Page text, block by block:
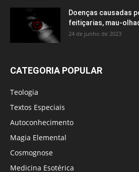
Doenças causadas
feitiçarias, mau-
24 de junho de 2023
CATEGORIA POPULAR
Teologia
Textos Especiais
Autoconhecimento
Magia Elemental
Cosmognose
Medicina Esotérica